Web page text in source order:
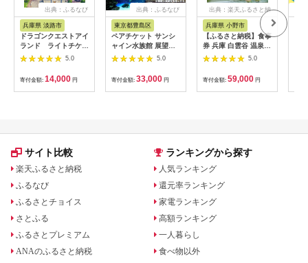
出典：ふるなび
兵庫県 淡路市
ドラゴンクエストアイ
ランド ライトチケッ
ト（大人1名） 5.0
寄付金額: 14,000 円
出典：ふるなび
東京都豊島区
ペアチケット サンシ
ャイン水族館 展望台
てんぼうパーク5.0
寄付金額: 33,000 円
出典：楽天ふるさと納
兵庫県 小野市
【ふるさと納税】食事
券 兵庫 白雲谷 温泉
ゆぴか 入浴券 10枚＋
お食事券 (1,000円)
10枚 セット 旅行 旅
温泉旅行 スパ サウナ
岩盤浴 マッサージ エ
トラン 健康 美容 兵庫
5.0
寄付金額: 59,000 円
サイト比較
楽天ふるさと納税
ふるなび
ふるさとチョイス
さとふる
ふるさとプレミアム
ANAのふるさと納税
ランキングから探す
人気ランキング
還元率ランキング
家電ランキング
高額ランキング
一人暮らし
食べ物以外